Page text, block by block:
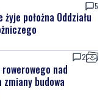
5
położna Oddziału
2
nad
zmiany budowa